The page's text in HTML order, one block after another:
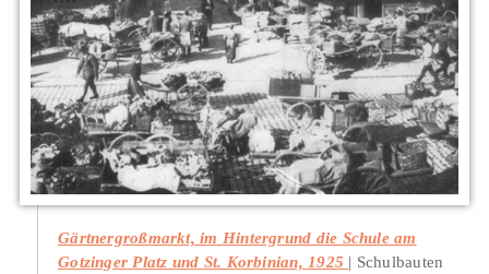
Gärtnergroßmarkt, im Hintergrund die Schule am
Gotzinger Platz und St. Korbinian, 1925
Schulbauten